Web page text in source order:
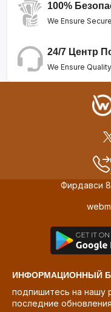
100%
We Ensure
24/7 Центр
We Ensure
Фирдавси
ИНФОРМАЦИОННЫЙ
подпишитесь на нашу
последние обновления